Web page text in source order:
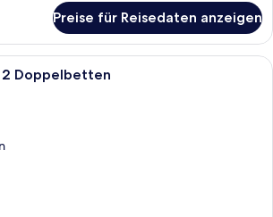
Preise für Reisedaten anzeigen
Ein Hotelzimmer mit zwei Betten,
2 Doppelbetten